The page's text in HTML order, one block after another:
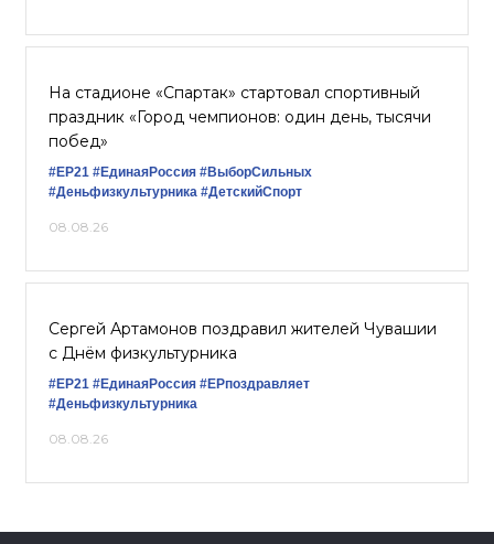
На стадионе «Спартак» стартовал спортивный
праздник «Город чемпионов: один день, тысячи
побед»
#ЕР21 #ЕдинаяРоссия #ВыборСильных
#Деньфизкультурника #ДетскийСпорт
08.08.26
Сергей Артамонов поздравил жителей Чувашии
с Днём физкультурника
#ЕР21 #ЕдинаяРоссия #ЕРпоздравляет
#Деньфизкультурника
08.08.26